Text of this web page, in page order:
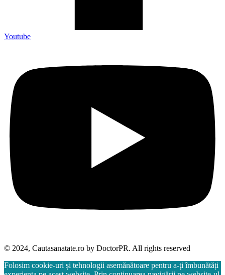
Youtube
© 2024, Cautasanatate.ro by DoctorPR. All rights reserved
Folosim cookie-uri și tehnologii asemănătoare pentru a-ți îmbunătăți